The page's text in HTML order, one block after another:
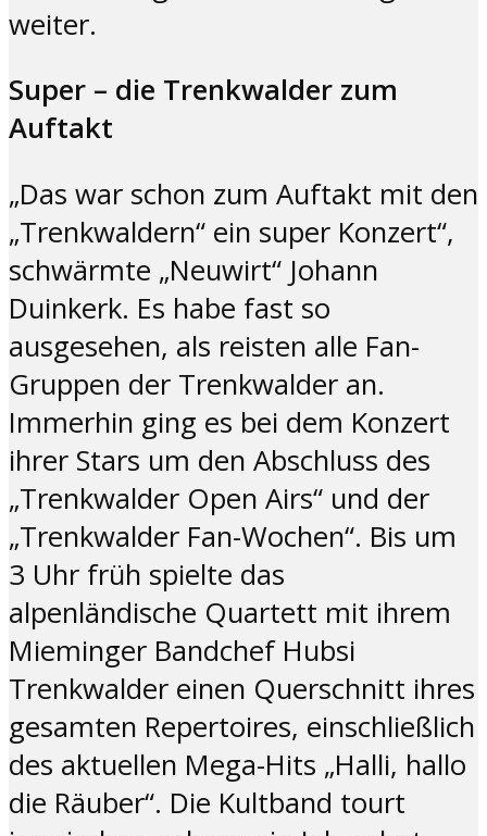
weiter.
Super – die Trenkwalder zum
Auftakt
„Das war schon zum Auftakt mit den
„Trenkwaldern“ ein super Konzert“,
schwärmte „Neuwirt“ Johann
Duinkerk. Es habe fast so
ausgesehen, als reisten alle Fan-
Gruppen der Trenkwalder an.
Immerhin ging es bei dem Konzert
ihrer Stars um den Abschluss des
„Trenkwalder Open Airs“ und der
„Trenkwalder Fan-Wochen“. Bis um
3 Uhr früh spielte das
alpenländische Quartett mit ihrem
Mieminger Bandchef Hubsi
Trenkwalder einen Querschnitt ihres
gesamten Repertoires, einschließlich
des aktuellen Mega-Hits „Halli, hallo
die Räuber“. Die Kultband tourt